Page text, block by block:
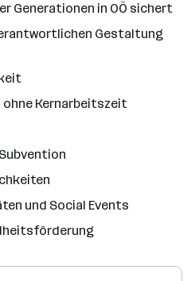
Generationen in OÖ sichert
Gestaltung
Kernarbeitszeit
und Social Events